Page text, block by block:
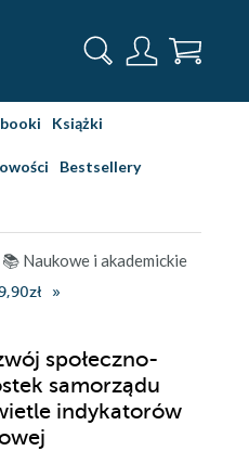
Książki
Bestsellery
📚 Naukowe i akademickie
społeczno-
samorządu
indykatorów